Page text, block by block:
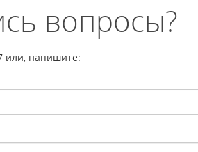
вопросы?
или, напишите: